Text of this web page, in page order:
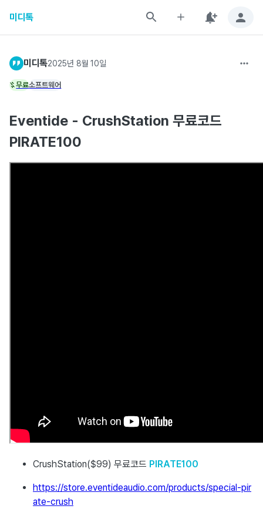
미디톡
미디톡2025년 8월 10일
무료소프트웨어
Eventide - CrushStation 무료코드
PIRATE100
CrushStation($99) 무료코드 PIRATE100
https://store.eventideaudio.com/products/special-pir
ate-crush